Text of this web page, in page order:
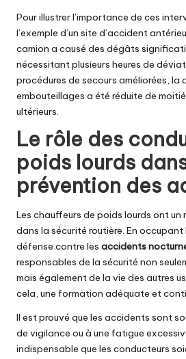
Pour illustrer l’importance de ces
l’exemple d’un site d’accident
camion a causé des dégâts
nécessitant plusieurs heures de
procédures de secours améliorées, la
embouteillages a été réduite de
ultérieurs.
Le rôle des
poids lourds
prévention des
Les chauffeurs de poids lourds ont un
dans la sécurité routière. En occupant
défense contre les accidents
responsables de la sécurité non
mais également de la vie des autres
cela, une formation adéquate et
Il est prouvé que les accidents sont
de vigilance ou à une fatigue
indispensable que les conducteurs